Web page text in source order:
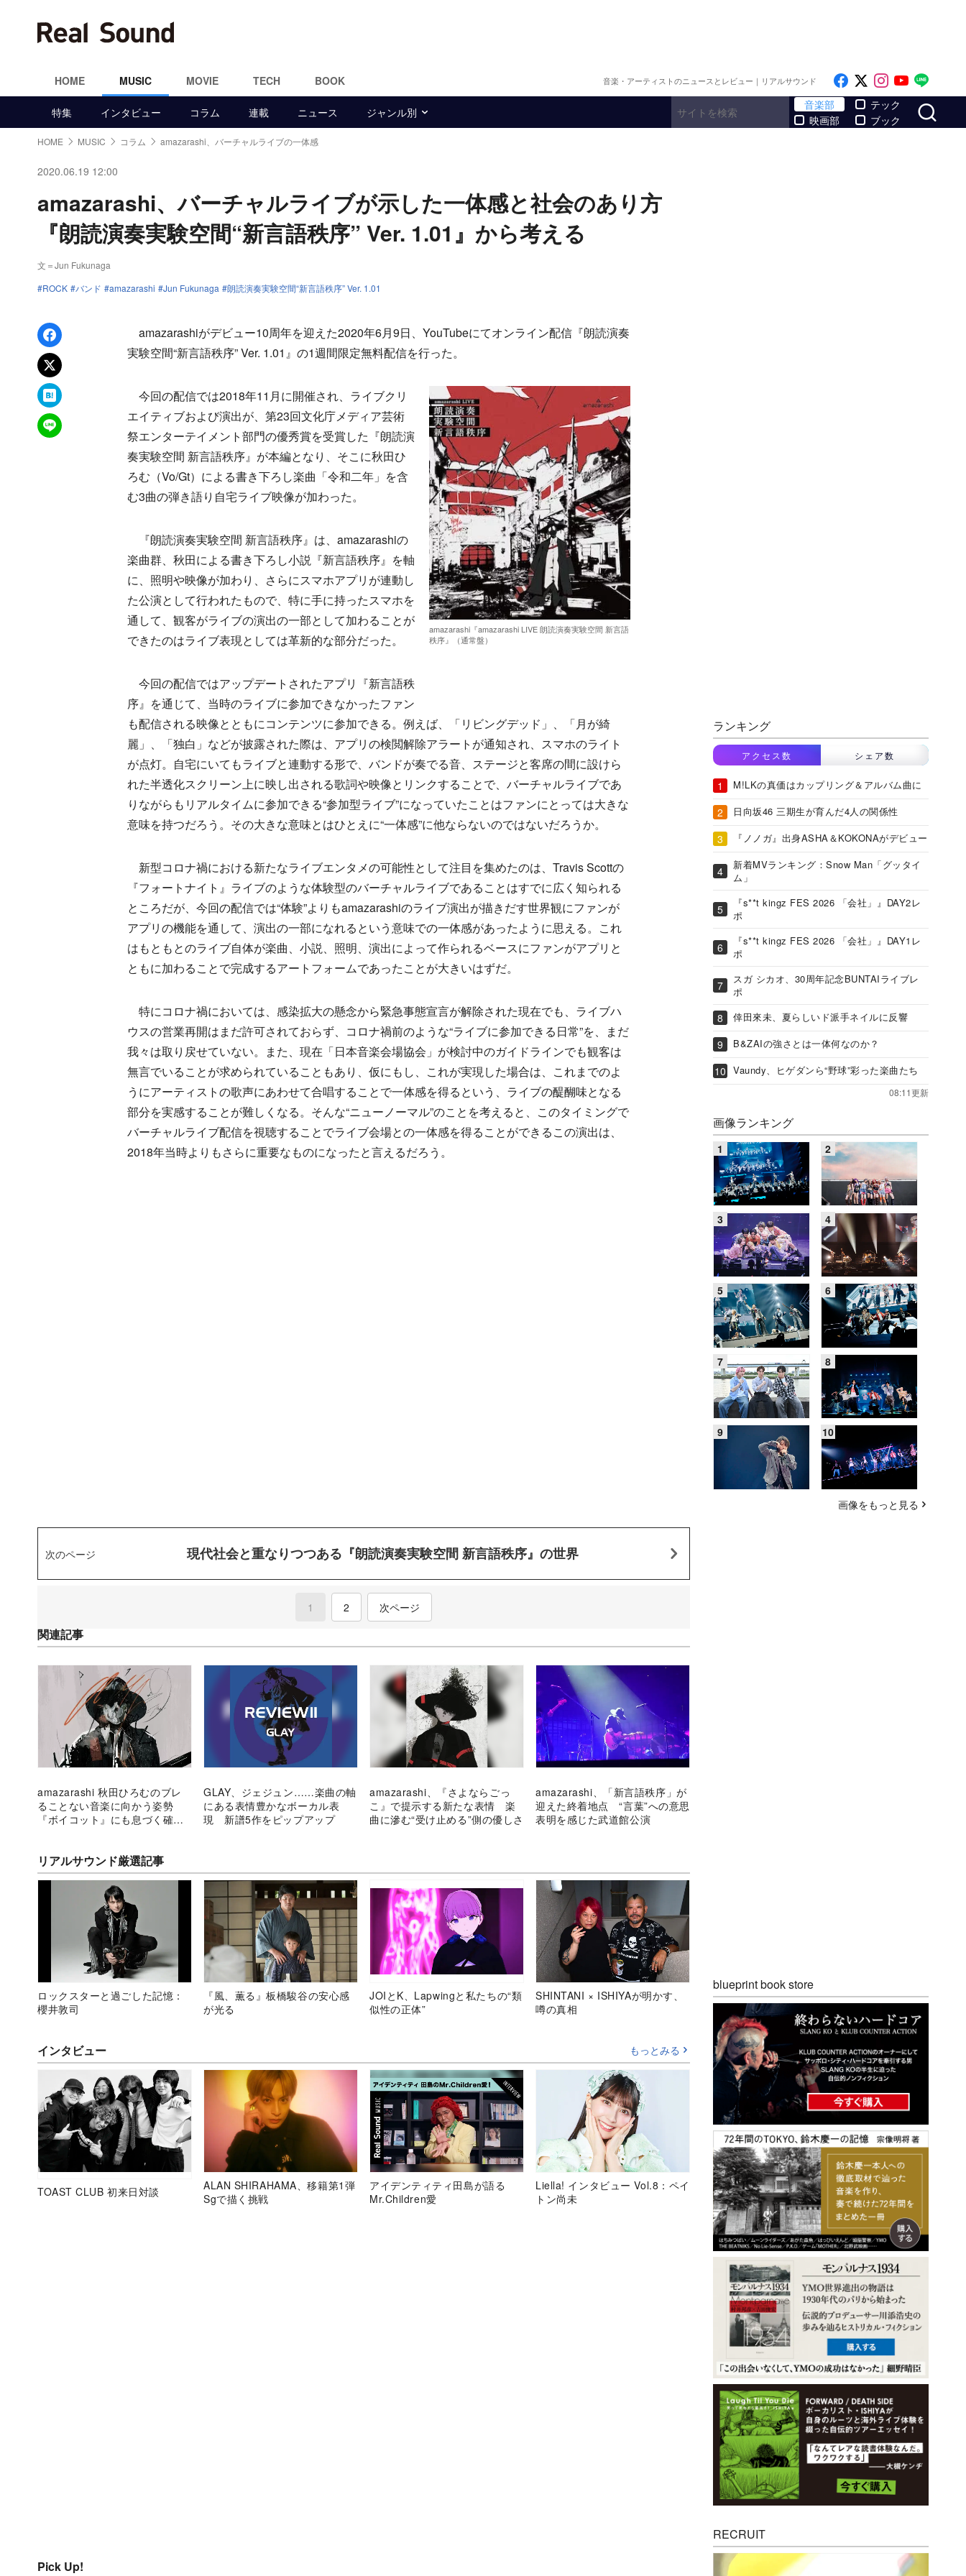
HOME MUSIC MOVIE TECH BOOK 音楽・アーティストのニュースとレビュー｜リアルサウンド Like on Facebook
Follow on x
Follow on
Follow
特集 インタビュー コラム 連載 ニュース ジャンル別
音楽部
映画部
テック
ブック
HOME MUSIC コラム amazarashi、バーチャルライブの一体感
2020.06.19 12:00
amazarashi、バーチャルライブが示した一体感と社会のあり方
『朗読演奏実験空間“新言語秩序” Ver. 1.01』から考える
文＝Jun Fukunaga
ROCK
バンド amazarashi Jun Fukunaga 朗読演奏実験空間“新言語秩序” Ver. 1.01
Facebookでシェア
xでポスト
はてなブックマーク
LINEで送る
amazarashiがデビュー10周年を迎えた2020年6月9日、YouTubeにてオンライン配信『朗読演奏
実験空間“新言語秩序” Ver. 1.01』の1週間限定無料配信を行った。
amazarashi『amazarashi LIVE 朗読演奏実験空間 新言語
秩序』（通常盤）
今回の配信では2018年11月に開催され、ライブクリ
エイティブおよび演出が、第23回文化庁メディア芸術
祭エンターテイメント部門の優秀賞を受賞した『朗読演
奏実験空間 新言語秩序』が本編となり、そこに秋田ひ
ろむ（Vo/Gt）による書き下ろし楽曲「令和二年」を含
む3曲の弾き語り自宅ライブ映像が加わった。
『朗読演奏実験空間 新言語秩序』は、amazarashiの
楽曲群、秋田による書き下ろし小説『新言語秩序』を軸
に、照明や映像が加わり、さらにスマホアプリが連動し
た公演として行われたもので、特に手に持ったスマホを
通して、観客がライブの演出の一部として加わることが
できたのはライブ表現としては革新的な部分だった。
今回の配信ではアップデートされたアプリ『新言語秩
序』を通じて、当時のライブに参加できなかったファン
も配信される映像とともにコンテンツに参加できる。例えば、「リビングデッド」、「月が綺
麗」、「独白」などが披露された際は、アプリの検閲解除アラートが通知され、スマホのライト
が点灯。自宅にいてもライブと連動する形で、バンドが奏でる音、ステージと客席の間に設けら
れた半透化スクリーン上に映し出される歌詞や映像とリンクすることで、バーチャルライブであ
りながらもリアルタイムに参加できる“参加型ライブ”になっていたことはファンにとっては大きな
意味を持つだろう。その大きな意味とはひとえに“一体感”に他ならないのではないだろうか。
新型コロナ禍における新たなライブエンタメの可能性として注目を集めたのは、Travis Scottの
『フォートナイト』ライブのような体験型のバーチャルライブであることはすでに広く知られる
ところだが、今回の配信では“体験”よりもamazarashiのライブ演出が描きだす世界観にファンが
アプリの機能を通して、演出の一部になれるという意味での一体感があったように思える。これ
はもともとのライブ自体が楽曲、小説、照明、演出によって作られるベースにファンがアプリと
ともに加わることで完成するアートフォームであったことが大きいはずだ。
特にコロナ禍においては、感染拡大の懸念から緊急事態宣言が解除された現在でも、ライブハ
ウスの営業再開はまだ許可されておらず、コロナ禍前のような“ライブに参加できる日常”を、まだ
我々は取り戻せていない。また、現在「日本音楽会場協会」が検討中のガイドラインでも観客は
無言でいることが求められていることもあり、仮にもし、これが実現した場合は、これまでのよ
うにアーティストの歌声にあわせて合唱することで一体感を得るという、ライブの醍醐味となる
部分を実感することが難しくなる。そんな“ニューノーマル”のことを考えると、このタイミングで
バーチャルライブ配信を視聴することでライブ会場との一体感を得ることができるこの演出は、
2018年当時よりもさらに重要なものになったと言えるだろう。
次のページ 現代社会と重なりつつある『朗読演奏実験空間 新言語秩序』の世界
1 (current)
2 次ページ
関連記事
amazarashi 秋田ひろむのブレ
ることない音楽に向かう姿勢
『ボイコット』にも息づく確か
GLAY、ジェジュン……楽曲の軸
にある表情豊かなボーカル表
現 新譜5作をピップアップ
amazarashi、『さよならごっ
こ』で提示する新たな表情 楽
曲に滲む“受け止める”側の優しさ
amazarashi、「新言語秩序」が
迎えた終着地点 “言葉”への意思
表明を感じた武道館公演
リアルサウンド厳選記事
ロックスターと過ごした記憶：
櫻井敦司
『風、薫る』板橋駿谷の安心感
が光る
JOIとK、Lapwingと私たちの“類
似性の正体”
SHINTANI × ISHIYAが明かす、
噂の真相
インタビュー もっとみる
TOAST CLUB 初来日対談
ALAN SHIRAHAMA、移籍第1弾
Sgで描く挑戦
アイデンティティ田島が語る
Mr.Children愛
Liella! インタビュー Vol.8：ペイ
トン尚未
Pick Up!
ランキング
アクセス数 シェア数
M!LKの真価はカップリング＆アルバム曲に
日向坂46 三期生が育んだ4人の関係性
『ノノガ』出身ASHA＆KOKONAがデビュー
新着MVランキング：Snow Man「グッタイ
ム」
『s**t kingz FES 2026 「会社」』DAY2レ
ポ
『s**t kingz FES 2026 「会社」』DAY1レ
ポ
スガ シカオ、30周年記念BUNTAIライブレ
ポ
倖田來未、夏らしいド派手ネイルに反響
B&ZAIの強さとは一体何なのか？
Vaundy、ヒゲダンら“野球”彩った楽曲たち
08:11更新
画像ランキング
画像をもっと見る
blueprint book store
RECRUIT